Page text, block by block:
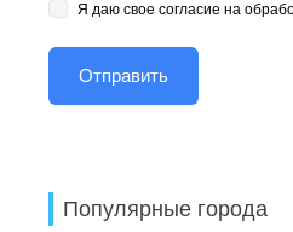
Я даю свое согласие на
Популярные города